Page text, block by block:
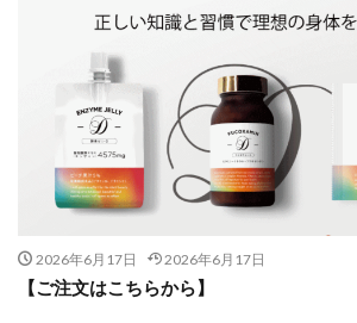
2026年6月17日 2026年6月17日
【ご注文はこちらから】